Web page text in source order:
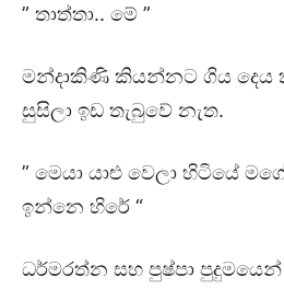
” තාත්තා.. මේ ”
මන්දාකිණි කියන්නට ගිය දෙය
සුසිලා ඉඩ තැබුවේ නැත.
” මෙයා යාළු වෙලා හිටියේ
ඉන්නෙ හිරේ “
ධර්මරත්න සහ පුෂ්පා